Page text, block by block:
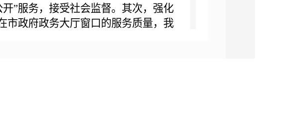
”服务，接受社会监督。其次，强化
市政府政务大厅窗口的服务质量，我